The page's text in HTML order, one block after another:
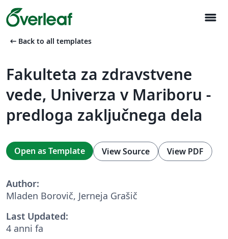
menu
arrow_left_alt Back to all templates
Fakulteta za zdravstvene
vede, Univerza v Mariboru -
predloga zaključnega dela
Open as Template View Source View PDF
Author:
Mladen Borovič, Jerneja Grašič
Last Updated:
4 anni fa